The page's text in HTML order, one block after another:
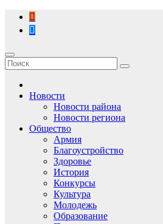
Перейти
содержимому
Новости
Новости района
Новости региона
Общество
Армия
Благоустройство
Здоровье
История
Конкурсы
Культура
Молодежь
Образование